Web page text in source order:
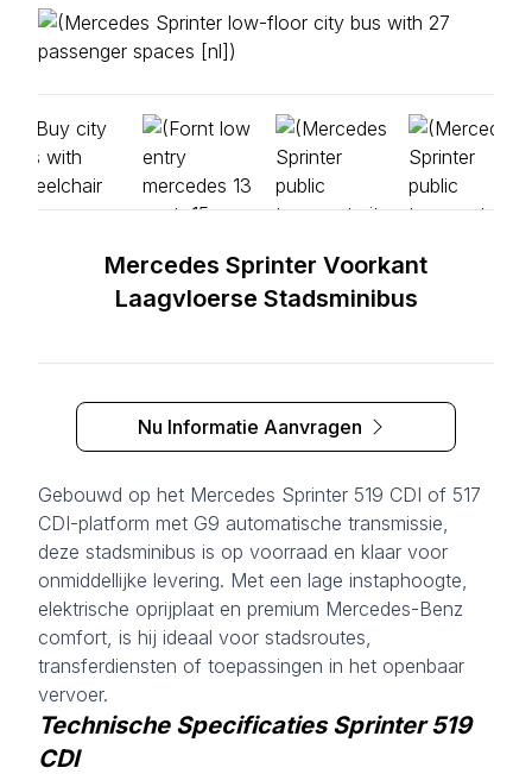
Mercedes Sprinter Voorkant
Laagvloerse Stadsminibus
Nu Informatie Aanvragen
Gebouwd op het Mercedes Sprinter 519 CDI of 517
CDI-platform met G9 automatische transmissie,
deze stadsminibus is op voorraad en klaar voor
onmiddellijke levering. Met een lage instaphoogte,
elektrische oprijplaat en premium Mercedes-Benz
comfort, is hij ideaal voor stadsroutes,
transferdiensten of toepassingen in het openbaar
vervoer.
Technische Specificaties Sprinter 519
CDI